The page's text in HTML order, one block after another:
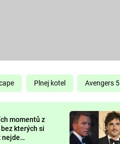
KOMEDIE
CHUCK
NORRIS
DEADPOOL
Plnej kotel Avengers 5
momentů z
kterých si
nejde